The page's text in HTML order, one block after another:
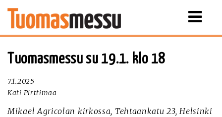
Näytä
Tuomasmessu su 19.1. klo 18
7.1.2025
Kati Pirttimaa
Mikael Agricolan kirkossa, Tehtaankatu 23, Helsinki